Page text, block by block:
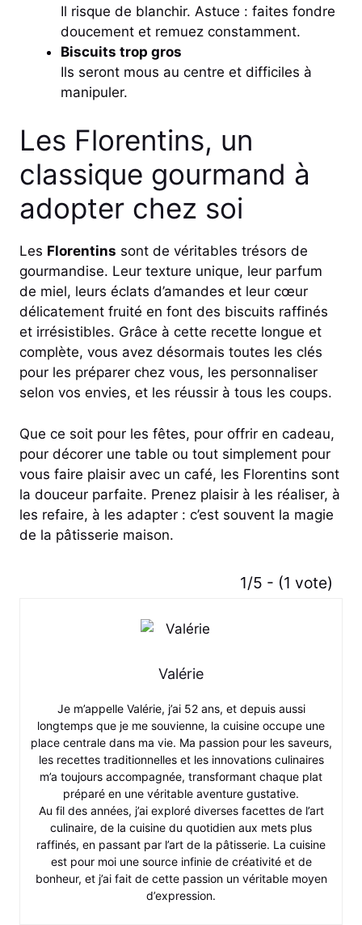
Il risque de blanchir. Astuce : faites fondre
doucement et remuez constamment.
Biscuits trop gros
Ils seront mous au centre et difficiles à
manipuler.
Les Florentins, un
classique gourmand à
adopter chez soi
Les Florentins sont de véritables trésors de
gourmandise. Leur texture unique, leur parfum
de miel, leurs éclats d’amandes et leur cœur
délicatement fruité en font des biscuits raffinés
et irrésistibles. Grâce à cette recette longue et
complète, vous avez désormais toutes les clés
pour les préparer chez vous, les personnaliser
selon vos envies, et les réussir à tous les coups.
Que ce soit pour les fêtes, pour offrir en cadeau,
pour décorer une table ou tout simplement pour
vous faire plaisir avec un café, les Florentins sont
la douceur parfaite. Prenez plaisir à les réaliser, à
les refaire, à les adapter : c’est souvent la magie
de la pâtisserie maison.
1/5 - (1 vote)
Valérie
Je m’appelle Valérie, j’ai 52 ans, et depuis aussi
longtemps que je me souvienne, la cuisine occupe une
place centrale dans ma vie. Ma passion pour les saveurs,
les recettes traditionnelles et les innovations culinaires
m’a toujours accompagnée, transformant chaque plat
préparé en une véritable aventure gustative.
Au fil des années, j’ai exploré diverses facettes de l’art
culinaire, de la cuisine du quotidien aux mets plus
raffinés, en passant par l’art de la pâtisserie. La cuisine
est pour moi une source infinie de créativité et de
bonheur, et j’ai fait de cette passion un véritable moyen
d’expression.